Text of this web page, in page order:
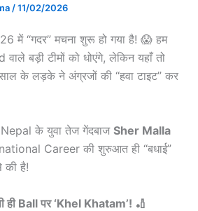
/11/02/2026
में “गदर” मचना शुरू हो गया है! 😱 हम
बड़ी टीमों को धोएंगे, लेकिन यहाँ तो
के लड़के ने अंग्रजों की “हवा टाइट” कर
Nepal के युवा तेज गेंदबाज Sher Malla
Career की शुरुआत ही “बधाई”
की है!
ही Ball पर ‘Khel Khatam’! 🏏